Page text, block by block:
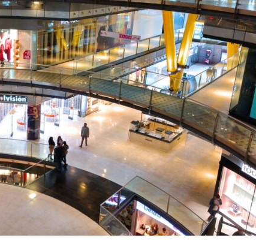
Estructura Ejecutiva
Institut d’Estudis
Organizaciones sectoriales
Sociedad Barcelonesa de
Económicos y Sociales
Organizaciones territoriales
Conoce más
Historia
Galería de Presidentes
Biblioteca Archivo
Sede Social